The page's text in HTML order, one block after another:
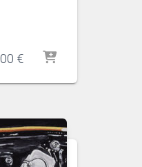
€Plage
prix :
à
515,00 €